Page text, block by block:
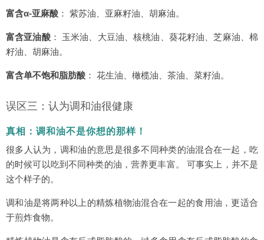
富含α-亚麻酸 ： 紫苏油、亚麻籽油、胡麻油。
富含亚油酸： 玉米油、大豆油、核桃油、葵花籽油、芝麻油、棉
籽油、胡麻油。
富含单不饱和脂肪酸 ： 花生油、橄榄油、茶油、菜籽油。
误区三：认为调和油很健康
真相：调和油不是你想的那样！
很多人认为，调和油的意思是很多不同种类的油混合在一起，吃
的时候可以吃到不同种类的油，营养更丰富。 可事实上，并不是
这个样子的。
调和油是将两种以上的精炼植物油混合在一起的食用油，更适合
于煎炸食物。